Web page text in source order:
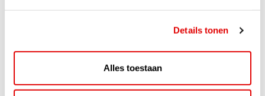
Details tonen
Alles toestaan
ACTIE